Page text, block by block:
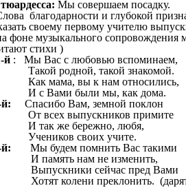
Мы совершаем посадку.
благодарности и глубокой
своему первому учителю
фоне музыкального сопровождения
стихи )
й : Мы Вас с любовью вспоминаем,
родной, такой знакомой.
мама, вы к нам относились,
с Вами были мы, как дома.
Спасибо Вам, земной поклон
всех выпускников примите
так же бережно, любя,
своих учите.
Мы будем помнить Вас такими
память нам не изменить,
сейчас пред Вами
колени преклонить. (дарят